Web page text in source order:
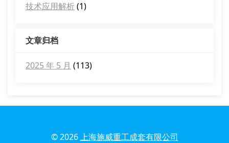
技术应用解析(1)
文章归档
2025 年 5 月 (113)
© 2026上海施威重工成套有限公司